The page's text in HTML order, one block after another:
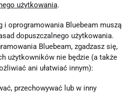
użytkowania.
i oprogramowania Bluebeam muszą
dopuszczalnego użytkowania.
Bluebeam, zgadzasz się,
użytkowników nie będzie (a także
ani ułatwiać innym):
przechowywać lub w inny